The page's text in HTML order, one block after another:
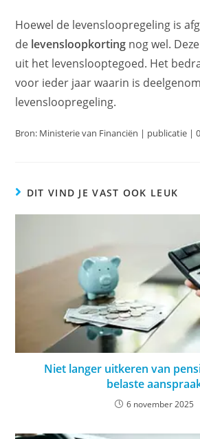
Hoewel de levensloopregeling is
de levensloopkorting nog wel.
uit het levenslooptegoed. Het
voor ieder jaar waarin is
levensloopregeling.
Bron: Ministerie van Financiën | publicatie |
DIT VIND JE VAST OOK LEUK
Niet langer uitkeren van
belaste
6 november 2025